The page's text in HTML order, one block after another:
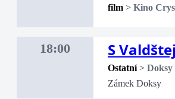
film > Kino
18:00 S
Ostatní > Doksy
Zámek Doksy